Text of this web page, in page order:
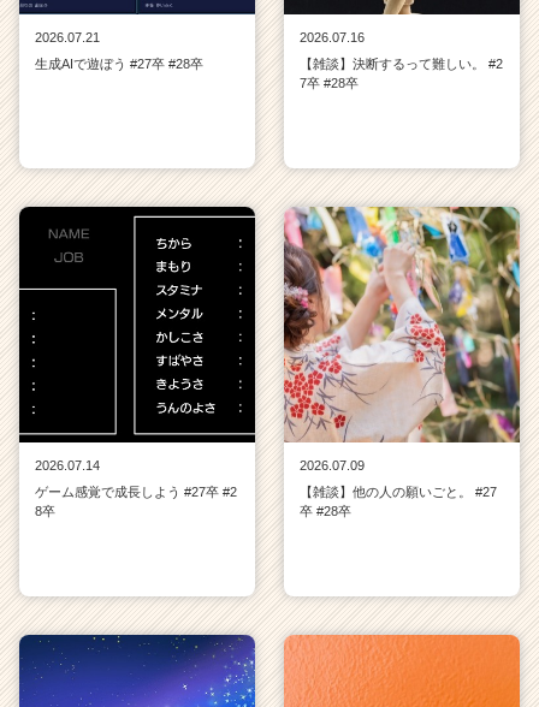
2026.07.21
生成AIで遊ぼう #27卒 #28卒
2026.07.16
【雑談】決断するって難しい。 #2
7卒 #28卒
2026.07.14
ゲーム感覚で成長しよう #27卒 #2
8卒
2026.07.09
【雑談】他の人の願いごと。 #27
卒 #28卒